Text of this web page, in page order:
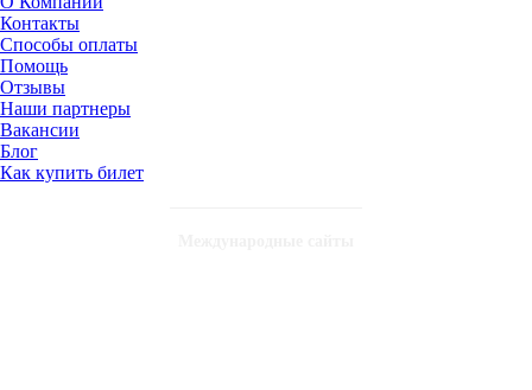
Контакты
Способы оплаты
Помощь
Отзывы
Наши партнеры
Вакансии
Блог
Как купить билет